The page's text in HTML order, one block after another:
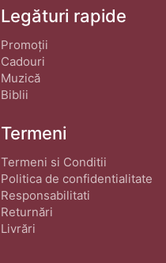
Legături rapide
Promoții
Cadouri
Muzică
Biblii
Termeni
Termeni si Conditii
Politica de confidentialitate
Responsabilitati
Returnări
Livrări